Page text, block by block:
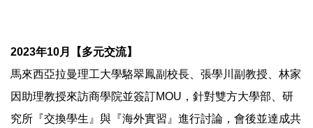
2023年10月【多元交流】
馬來西亞拉曼理工大學駱翠鳳副校長、張學川副教授、林家
因助理教授來訪商學院並簽訂MOU，針對雙方大學部、研
究所『交換學生』與『海外實習』進行討論，會後並達成共